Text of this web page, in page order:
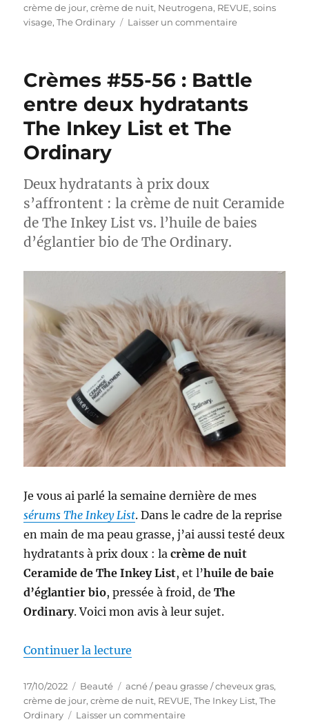
le
crème de jour,crème de nuit, Neutrogena, REVUE,soins
visage,The Ordinary Laisser un commentairesur
entre
Squalane
de
Crèmes #55-56 : Battle
entre deux hydratants
The Inkey List et The
Ordinary
Deux hydratants à prix doux
s’affrontent : la crème de nuit Ceramide
de The Inkey List vs. l’huile de baies
d’églantier bio de The Ordinary.
Je vous ai parlé la semaine dernière de mes
sérums The Inkey List. Dans le cadre de la reprise
en main de ma peau grasse, j’ai aussi testé deux
hydratants à prix doux : lacrème de nuit
Ceramide de The Inkey List, et l’huile de baie
d’églantier bio, pressée à froid, deThe
Ordinary. Voici mon avis à leur sujet.
Continuer la lecture
Publié
le
17/10/2022 Catégories
Beauté Étiquettes
acné / peau grasse / cheveux gras,
crème de jour,crème de nuit, REVUE,The Inkey List,The
Ordinary
Laisser un commentairesur